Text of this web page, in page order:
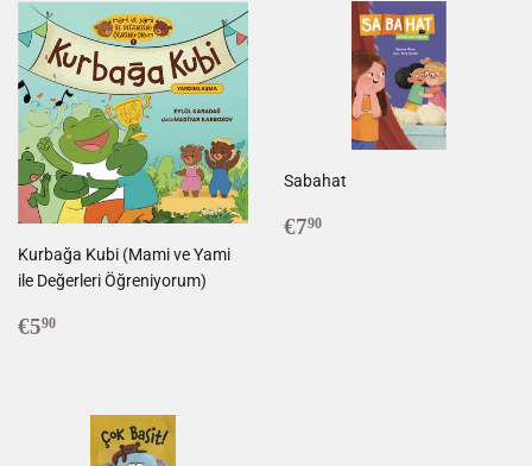
Kurbağa Kubi (Mami ve Yami
ile Değerleri Öğreniyorum)
Prix
€590
Sabahat
Prix
€790